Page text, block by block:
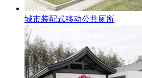
城市装配式移动公共厕所